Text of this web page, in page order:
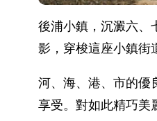
後浦小鎮，沉澱六、
影，穿梭這座小鎮街
河、海、港、市的優
享受。對如此精巧美